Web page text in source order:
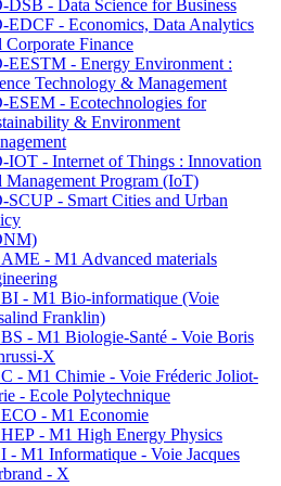
DSB - Data Science for Business
EDCF - Economics, Data Analytics
Corporate Finance
EESTM - Energy Environment :
Technology & Management
ESEM - Ecotechnologies for
& Environment
IOT - Internet of Things : Innovation
Management Program (IoT)
SCUP - Smart Cities and Urban
- M1 Advanced materials
- M1 Bio-informatique (Voie
Franklin)
- M1 Biologie-Santé - Voie Boris
X
- M1 Chimie - Voie Fréderic Joliot-
- Ecole Polytechnique
- M1 Economie
- M1 High Energy Physics
- M1 Informatique - Voie Jacques
- X